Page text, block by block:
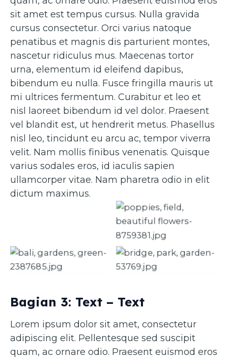
sit amet est tempus cursus. Nulla gravida
cursus consectetur. Orci varius natoque
penatibus et magnis dis parturient montes,
nascetur ridiculus mus. Maecenas tortor
urna, elementum id eleifend dapibus,
bibendum eu nulla. Fusce fringilla mauris ut
mi ultrices fermentum. Curabitur et leo et
nisl laoreet bibendum id vel dolor. Praesent
vel blandit est, ut hendrerit metus. Phasellus
nisl leo, tincidunt eu arcu ac, tempor viverra
velit. Nam mollis finibus venenatis. Quisque
varius sodales eros, id iaculis sapien
ullamcorper vitae. Nam pharetra odio in elit
dictum maximus.
Caption 2
Caption 3 Caption 4
Bagian 3: Text – Text
Lorem ipsum dolor sit amet, consectetur
adipiscing elit. Pellentesque sed suscipit
quam, ac ornare odio. Praesent euismod eros